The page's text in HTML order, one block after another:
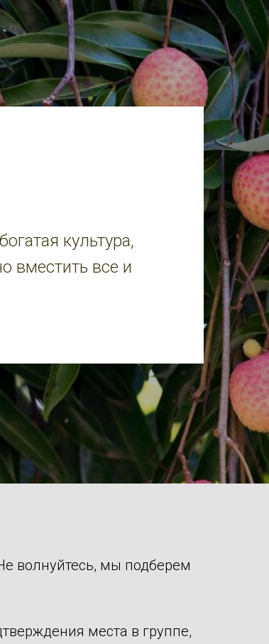
культура,
вместить все и
волнуйтесь, мы подберем
места в группе,